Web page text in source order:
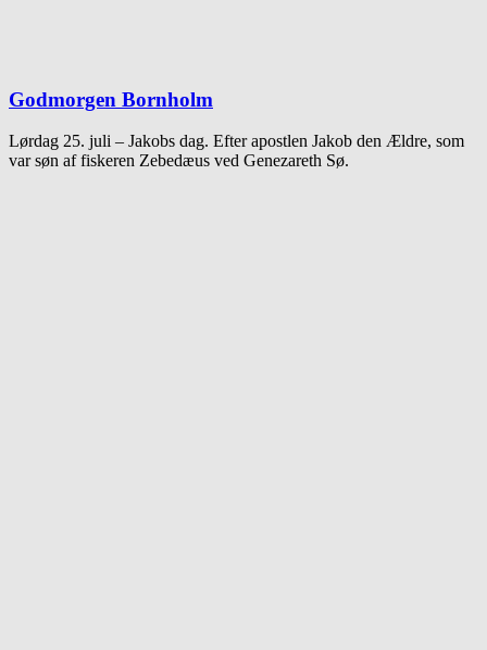
Godmorgen Bornholm
Lørdag 25. juli – Jakobs dag. Efter apostlen Jakob den Ældre, som
var søn af fiskeren Zebedæus ved Genezareth Sø.